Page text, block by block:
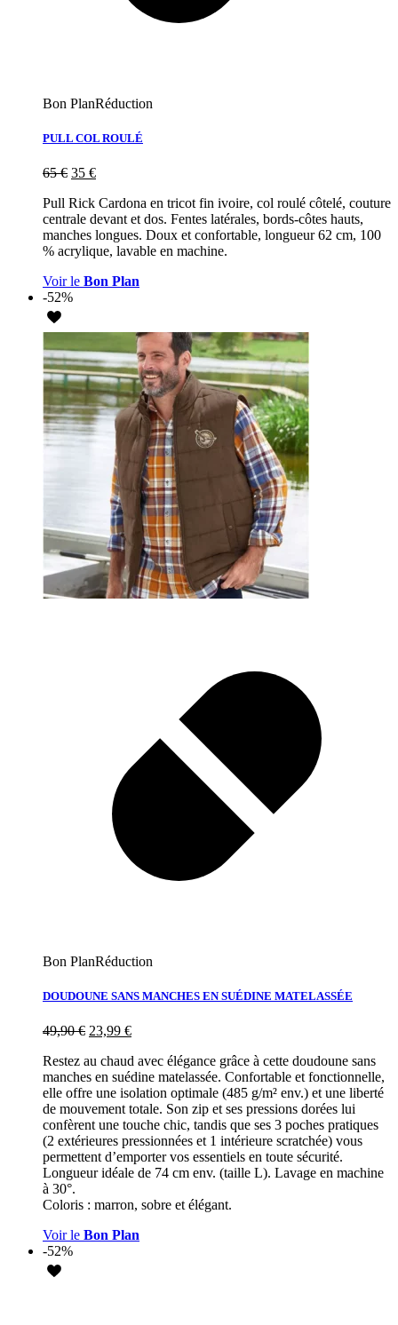
Bon PlanRéduction
PULL COL ROULÉ
65€ 35 €
Pull Rick Cardona en tricot fin ivoire, col roulé côtelé, couture
centrale devant et dos. Fentes latérales, bords-côtes hauts,
manches longues. Doux et confortable, longueur 62 cm, 100
% acrylique, lavable en machine.
Voir le Bon Plan
-52%
Bon PlanRéduction
DOUDOUNE SANS MANCHES EN SUÉDINE MATELASSÉE
49,90€ 23,99 €
Restez au chaud avec élégance grâce à cette doudoune sans
manches en suédine matelassée. Confortable et fonctionnelle,
elle offre une isolation optimale (485 g/m² env.) et une liberté
de mouvement totale. Son zip et ses pressions dorées lui
confèrent une touche chic, tandis que ses 3 poches pratiques
(2 extérieures pressionnées et 1 intérieure scratchée) vous
permettent d’emporter vos essentiels en toute sécurité.
Longueur idéale de 74 cm env. (taille L). Lavage en machine
à 30°.
Coloris : marron, sobre et élégant.
Voir le Bon Plan
-52%